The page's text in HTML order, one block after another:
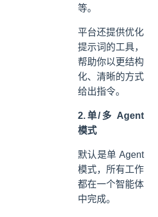
等。
平台还提供优化
提示词的工具，
帮助你以更结构
化、清晰的方式
给出指令。
2.单/多 Agent
模式
默认是单 Agent
模式，所有工作
都在一个智能体
中完成。